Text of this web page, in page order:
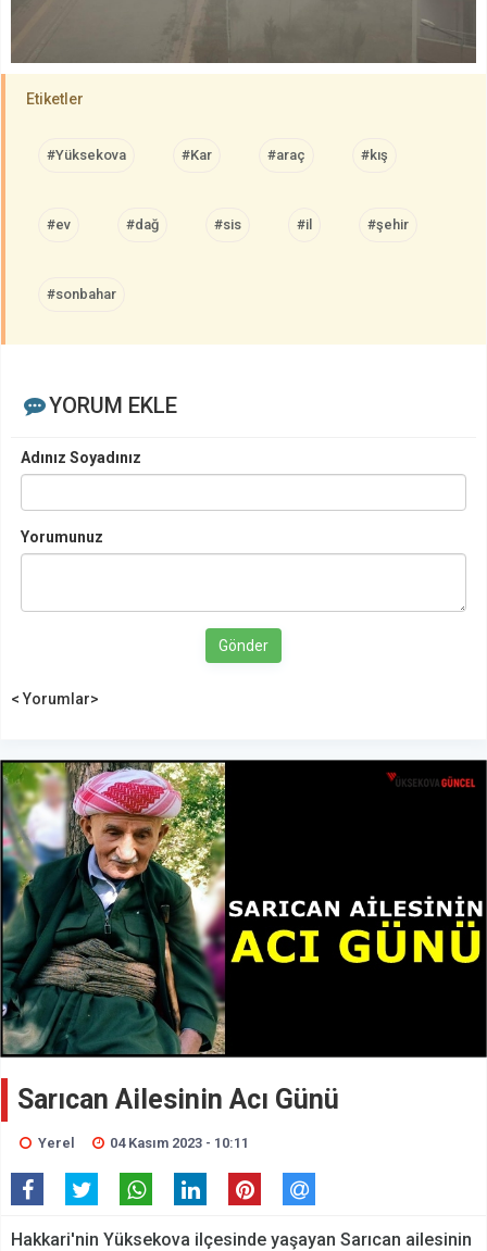
Etiketler
#Yüksekova #Kar #araç #kış
#ev #dağ #sis #il #şehir
#sonbahar
YORUM EKLE
Adınız Soyadınız
Yorumunuz
Gönder
< Yorumlar>
Sarıcan Ailesinin Acı Günü
Yerel 04 Kasım 2023 - 10:11
Hakkari'nin Yüksekova ilçesinde yaşayan Sarıcan ailesinin